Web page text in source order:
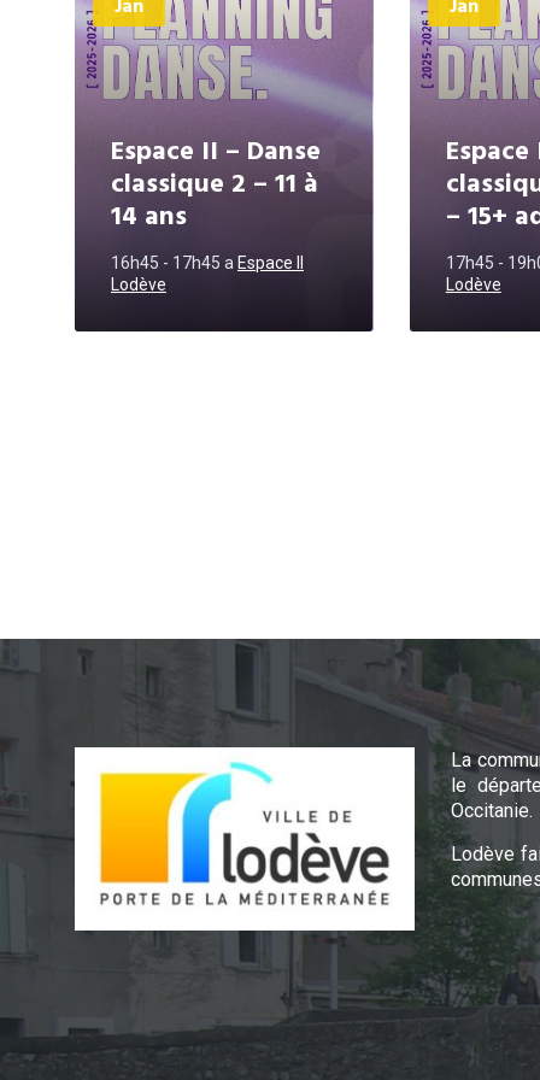
Jan
Espace II – Danse
classique 2 – 11 à
14 ans
16h45 - 17h45 a Espace II
Lodève
Jan
– 15+
17h45 -
Lodève
La
le
Occitanie.
Lodève